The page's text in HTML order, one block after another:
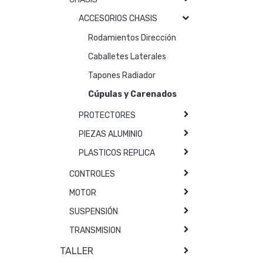
ACCESORIOS CHASIS
Rodamientos Dirección
Caballetes Laterales
Tapones Radiador
Cúpulas y Carenados
PROTECTORES
PIEZAS ALUMINIO
PLASTICOS REPLICA
CONTROLES
MOTOR
SUSPENSIÓN
TRANSMISION
TALLER